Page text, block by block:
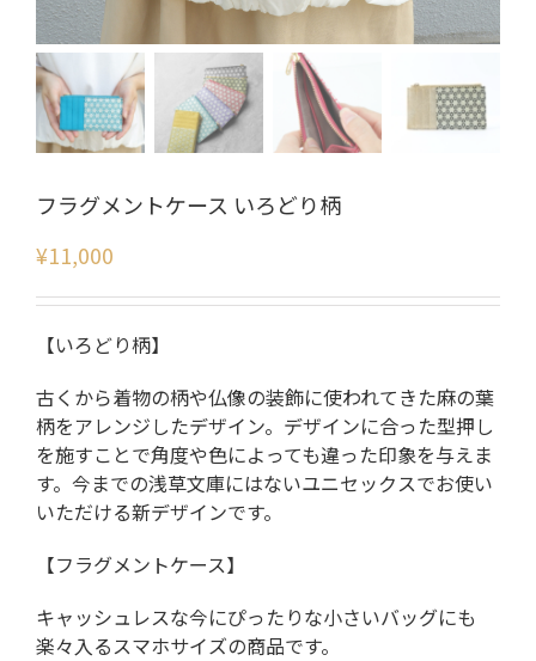
フラグメントケース いろどり柄
¥11,000
【いろどり柄】
古くから着物の柄や仏像の装飾に使われてきた麻の葉
柄をアレンジしたデザイン。デザインに合った型押し
を施すことで角度や色によっても違った印象を与えま
す。今までの浅草文庫にはないユニセックスでお使い
いただける新デザインです。
【フラグメントケース】
キャッシュレスな今にぴったりな小さいバッグにも
楽々入るスマホサイズの商品です。